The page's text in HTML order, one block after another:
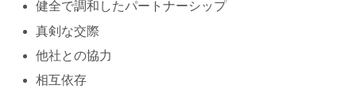
健全で調和したパートナーシップ
真剣な交際
他社との協力
相互依存